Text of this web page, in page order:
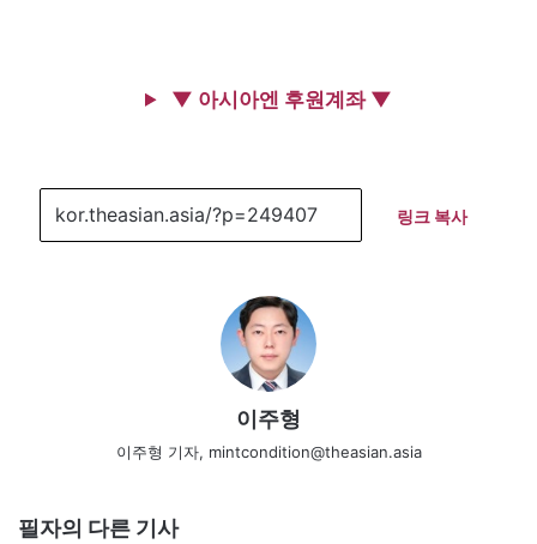
▼ 아시아엔 후원계좌 ▼
링크 복사
이주형
이주형 기자, mintcondition@theasian.asia
필자의 다른 기사